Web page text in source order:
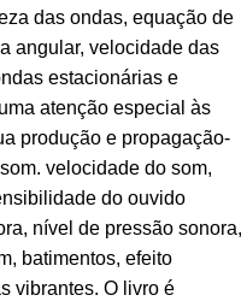
das ondas, equação de
angular, velocidade das
estacionárias e
atenção especial às
produção e propagação-
velocidade do som,
do ouvido
nível de pressão sonora,
batimentos, efeito
vibrantes. O livro é